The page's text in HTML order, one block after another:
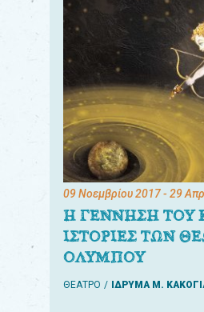
09 Νοεμβρίου 2017- 29
Η ΓΕΝΝΗΣΗ ΤΟΥ
ΙΣΤΟΡΙΕΣ ΤΩΝ
ΟΛΥΜΠΟΥ
ΘΕΑΤΡΟ ΙΔΡΥΜΑ Μ.